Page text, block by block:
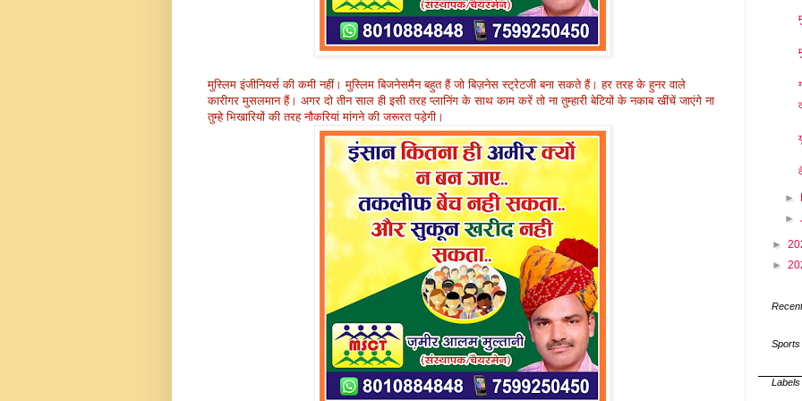
मुस्लिम इंजीनियर्स की कमी नहीं। मुस्लिम बिजनेसमैन बहुत हैं जो बिज़नेस स्ट्रेटजी बना सकते हैं। हर तरह के हुनर वाले
कारीगर मुसलमान हैं। अगर दो तीन साल ही इसी तरह प्लानिंग के साथ काम करें तो ना तुम्हारी बेटियों के नकाब खींचें जाएंगे ना
तुम्हे भिखारियों की तरह नौकरियां मांगने की जरूरत पड़ेगी।
►
►
►
►
Sports
Labels